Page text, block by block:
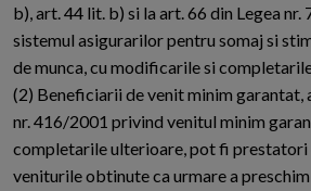
b), art. 44 lit. b) si la art. 66 din Legea
sistemul asigurarilor pentru somaj si
de munca, cu modificarile si
(2) Beneficiarii de venit minim
nr. 416/2001 privind venitul minim
completarile ulterioare, pot fi prestatori
veniturile obtinute ca urmare a